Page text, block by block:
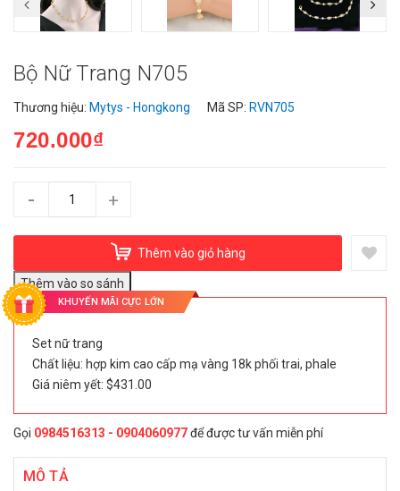
Bộ Nữ Trang N705
Thương hiệu: Mytys - Hongkong Mã SP: RVN705
720.000₫
- +
Thêm vào giỏ hàng
KHUYẾN MÃI CỰC LỚN
Set nữ trang
Chất liệu: hợp kim cao cấp mạ vàng 18k phối trai, phale
Giá niêm yết: $431.00
Gọi 0984516313 - 0904060977để được tư vấn miễn phí
MÔ TẢ